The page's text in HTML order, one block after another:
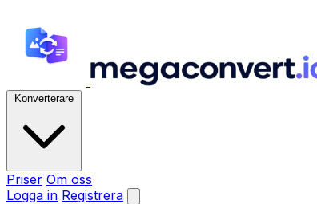
Konverterare
Priser Om oss
Logga in Registrera